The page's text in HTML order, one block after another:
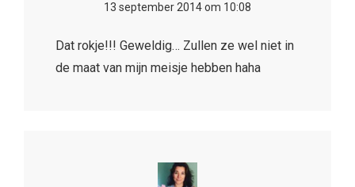
13 september 2014 om 10:08
Dat rokje!!! Geweldig… Zullen ze wel niet in
de maat van mijn meisje hebben haha